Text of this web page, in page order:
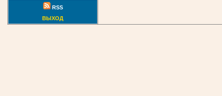
RSS
ВЫХОД